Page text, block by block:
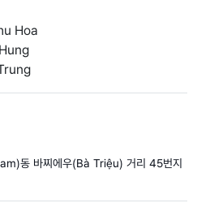
Hoa
동 바찌에우(Bà Triệu) 거리 45번지